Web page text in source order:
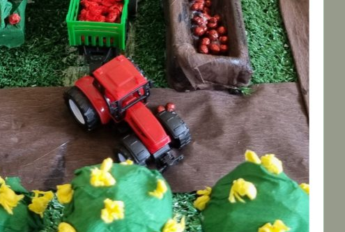
Ο Σύλλογος Γονέων
και Κηδεμόνων 3ου
Γυμνασίου Κηφισιάς
Σύγχρονη εξ
αποστάσεως
εκπαίδευση
Ενημερωτικά
* Ενημερωτικό Κείμενο
των Πράξεων
«Πρόγραμμα
εξειδικευμένης
εκπαιδευτικής
υποστήριξης για ένταξη
μαθητών με αναπηρία ή/
και ειδικές εκπαιδευτικές
ανάγκες», ΑΠ1,ΑΠ2,ΑΠ3
(MIS 520707, 485613,
485614)